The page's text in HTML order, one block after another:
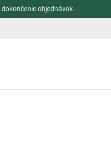
objednávok.